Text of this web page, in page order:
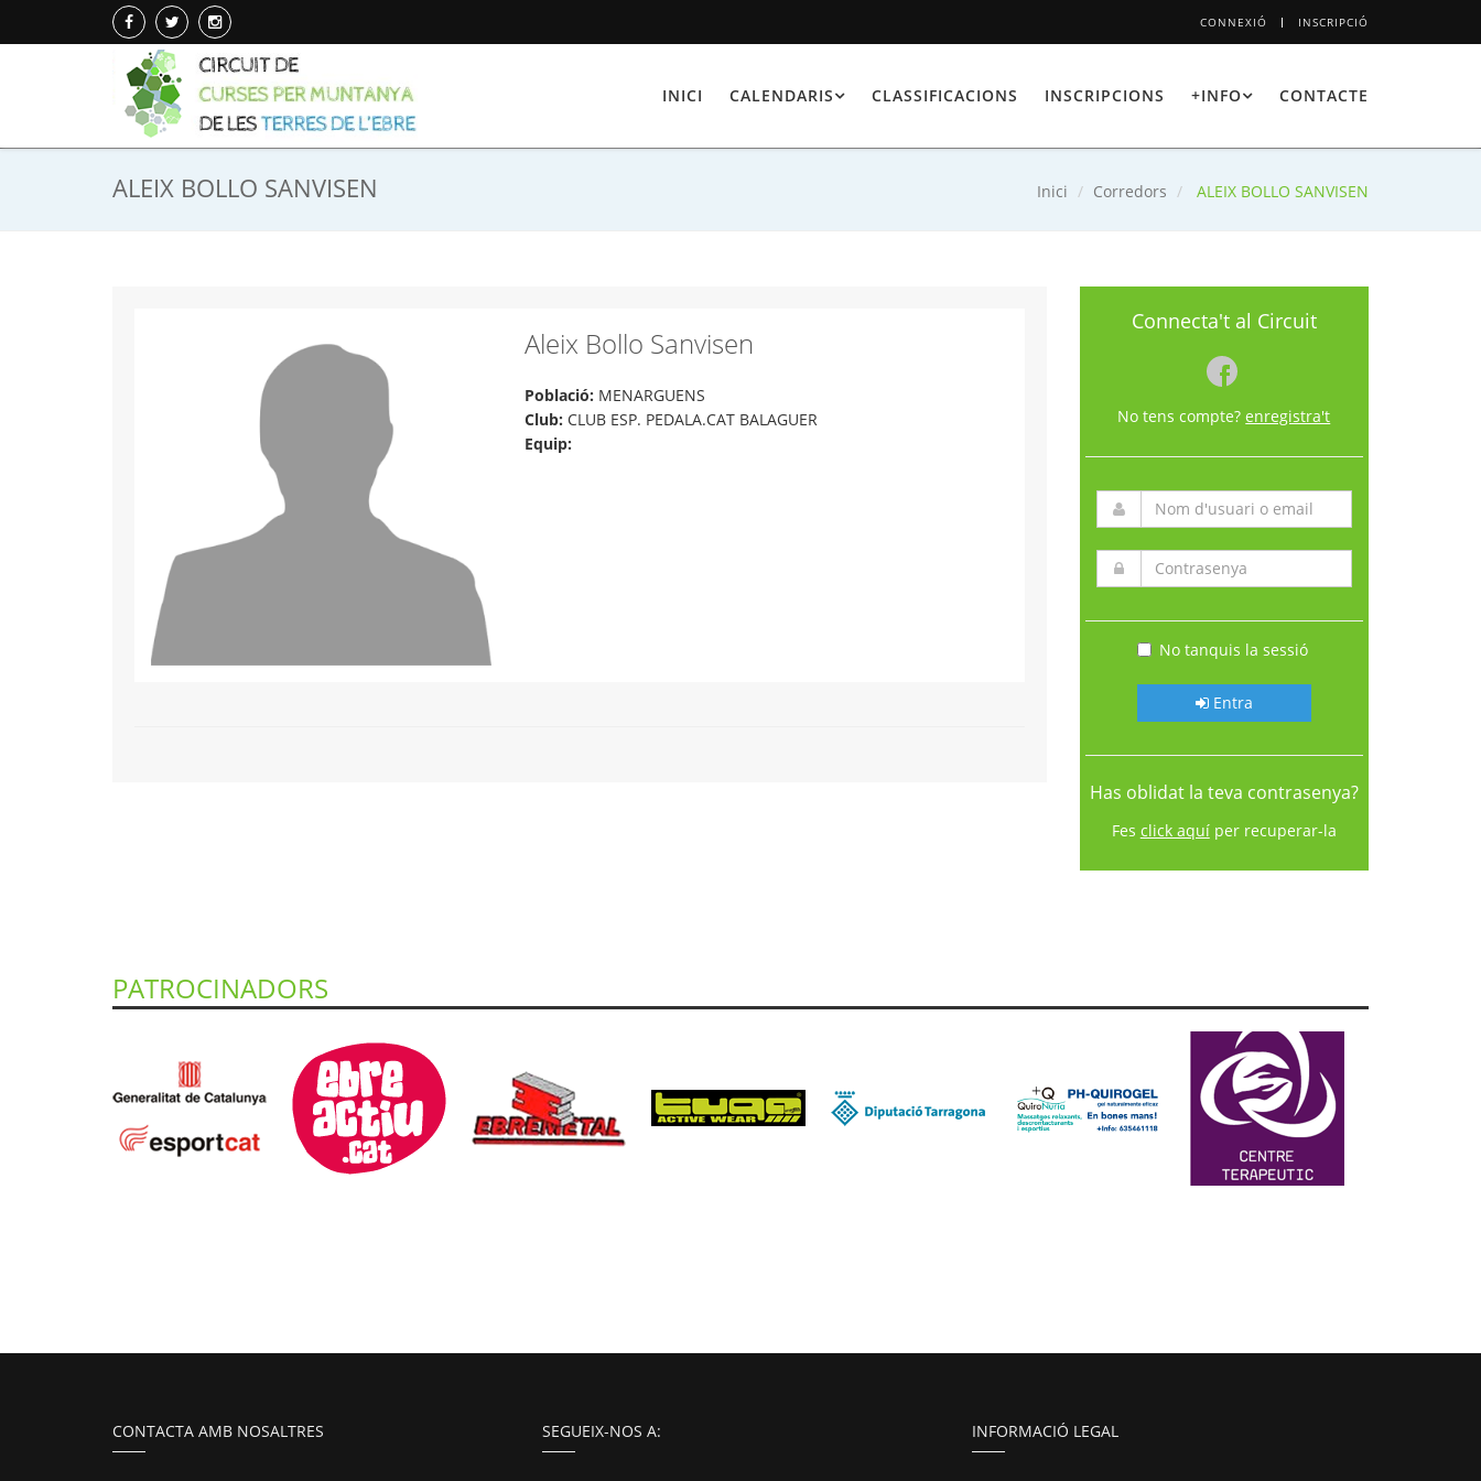
CONNEXIÓ INSCRIPCIÓ
INICI CALENDARIS CLASSIFICACIONS INSCRIPCIONS +INFO CONTACTE
ALEIX BOLLO SANVISEN Inici Corredors ALEIX BOLLO SANVISEN
Aleix Bollo Sanvisen
Població: MENARGUENS
Club: CLUB ESP. PEDALA.CAT BALAGUER
Equip:
Connecta't al Circuit
No tens compte?enregistra't
No tanquis la sessió
Entra
Has oblidat la teva contrasenya?
Fes click aquíper recuperar-la
PATROCINADORS
CONTACTA AMB NOSALTRES SEGUEIX-NOS A: INFORMACIÓ LEGAL